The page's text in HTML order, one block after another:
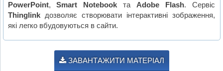
PowerPoint,Smart Notebook та Adobe Flash. Сервіс
Thinglink дозволяє створювати інтерактивні зображення,
які легко вбудовуються в сайти.
ЗАВАНТАЖИТИ МАТЕРІАЛ